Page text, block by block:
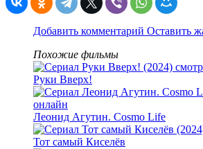
Добавить комментарий Оставить
Похожие фильмы
Руки Вверх!
Леонид Агутин. Cosmo Life
Тот самый Киселёв